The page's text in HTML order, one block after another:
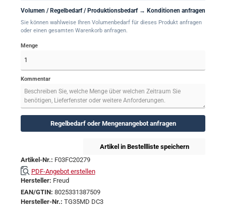
Volumen / Regelbedarf / Produktionsbedarf → Konditionen anfragen
Sie können wahlweise Ihren Volumenbedarf für dieses Produkt anfragen
oder einen gesamten Warenkorb anfragen.
Menge
Kommentar
Regelbedarf oder Mengenangebot anfragen
Artikel in Bestellliste speichern
Artikel-Nr.: F03FC20279
PDF-Angebot erstellen
Hersteller: Freud
EAN/GTIN: 8025331387509
Hersteller-Nr.: TG35MD DC3